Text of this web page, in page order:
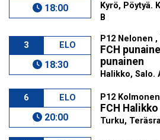
18:00
Kyrö, Pöytyä.
B
3 ELO
18:30
P12 Nelonen
FCH
punainen
Halikko, Salo.
6 ELO
20:00
P12
FCH
Turku,